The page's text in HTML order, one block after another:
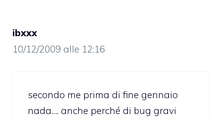
ibxxx
10/12/2009 alle 12:16
secondo me prima di fine gennaio
nada…. anche perché di bug gravi